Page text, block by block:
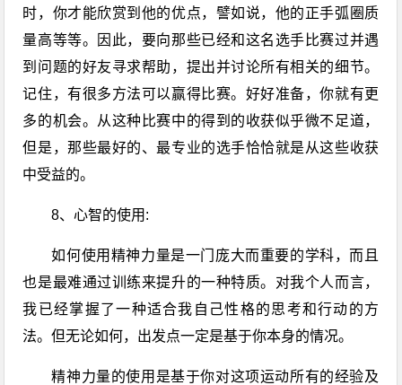
时，你才能欣赏到他的优点，譬如说，他的正手弧圈质
量高等等。因此，要向那些已经和这名选手比赛过并遇
到问题的好友寻求帮助，提出并讨论所有相关的细节。
记住，有很多方法可以赢得比赛。好好准备，你就有更
多的机会。从这种比赛中的得到的收获似乎微不足道，
但是，那些最好的、最专业的选手恰恰就是从这些收获
中受益的。
8、心智的使用:
如何使用精神力量是一门庞大而重要的学科，而且
也是最难通过训练来提升的一种特质。对我个人而言，
我已经掌握了一种适合我自己性格的思考和行动的方
法。但无论如何，出发点一定是基于你本身的情况。
精神力量的使用是基于你对这项运动所有的经验及